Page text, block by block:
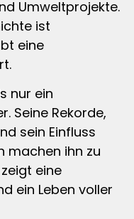
Umweltprojekte.
ist
eine
nur ein
Seine Rekorde,
sein Einfluss
machen ihn zu
eine
ein Leben voller